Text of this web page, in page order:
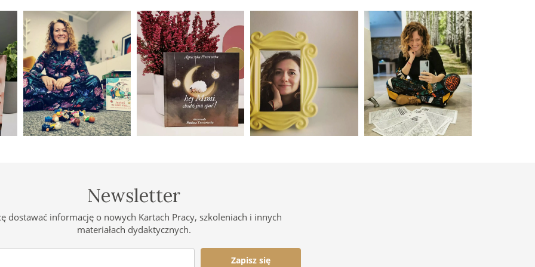
Newsletter
dostawać informację o nowych Kartach Pracy, szkoleniach i innych
materiałach dydaktycznych.
Zapisz się